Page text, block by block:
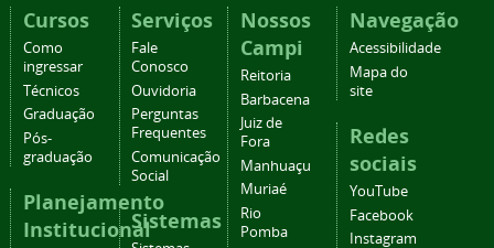
Cursos
Como
ingressar
Técnicos
Graduação
Pós-
graduação
Planejamento
Institucional
Serviços
Fale
Conosco
Ouvidoria
Perguntas
Frequentes
Comunicação
Social
Sistemas
Nossos
Campi
Reitoria
Barbacena
Juiz de
Fora
Manhuaçu
Muriaé
Rio
Pomba
Navegação
Acessibilidade
Mapa do
site
Redes
sociais
YouTube
Facebook
Instagram